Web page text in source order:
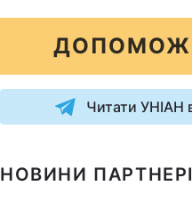
Читати УНІАН
НОВИНИ